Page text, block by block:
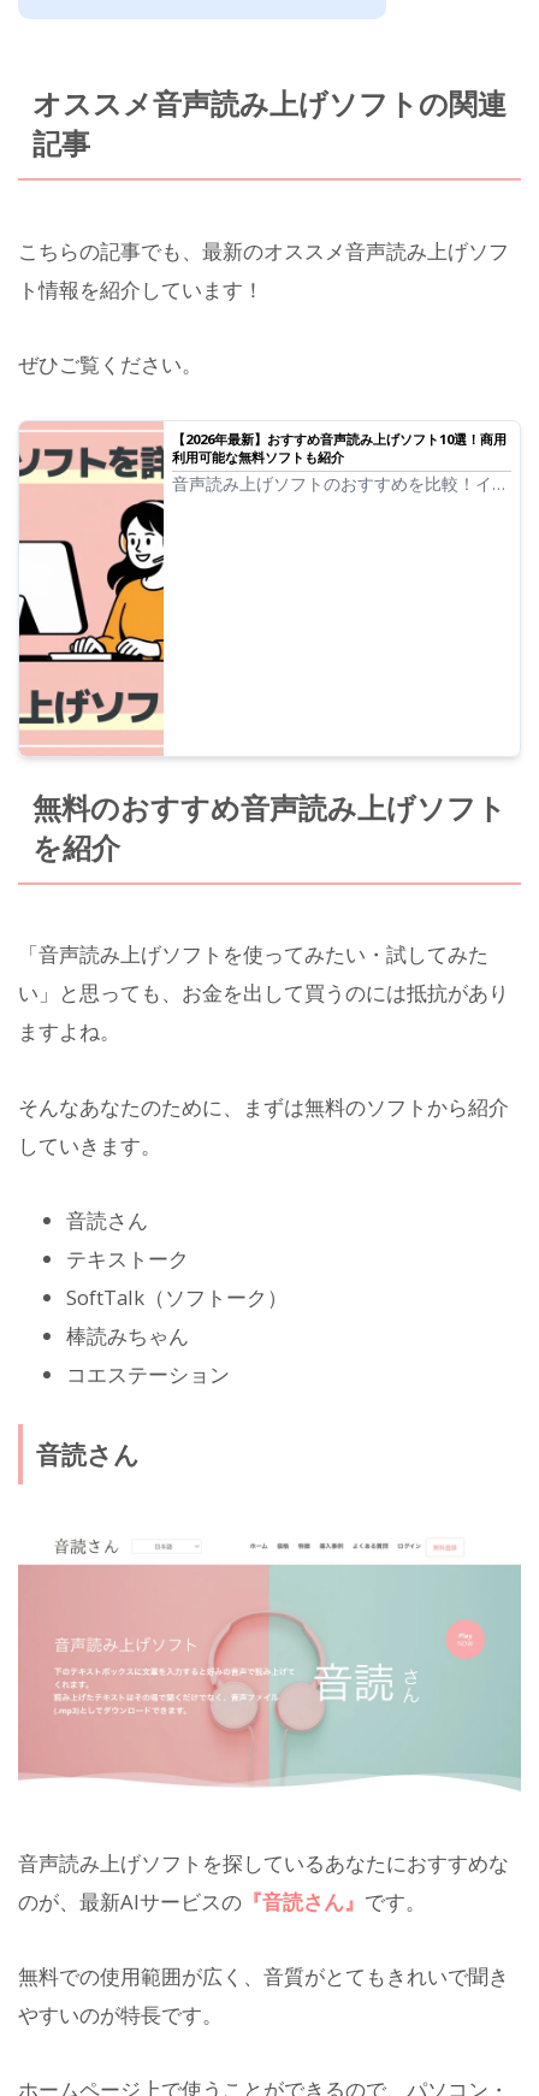
オススメ音声読み上げソフトの関連
記事
こちらの記事でも、最新のオススメ音声読み上げソフ
ト情報を紹介しています！
ぜひご覧ください。
【2026年最新】おすすめ音声読み上げソフト10選！商用
利用可能な無料ソフトも紹介
音声読み上げソフトのおすすめを比較！イン
無料のおすすめ音声読み上げソフト
を紹介
「音声読み上げソフトを使ってみたい・試してみた
い」と思っても、お金を出して買うのには抵抗があり
ますよね。
そんなあなたのために、まずは無料のソフトから紹介
していきます。
音読さん
テキストーク
SoftTalk（ソフトーク）
棒読みちゃん
コエステーション
音読さん
音声読み上げソフトを探しているあなたにおすすめな
のが、最新AIサービスの 『音読さん』 です。
無料での使用範囲が広く、音質がとてもきれいで聞き
やすいのが特長です。
ホームページ上で使うことができるので、パソコン・